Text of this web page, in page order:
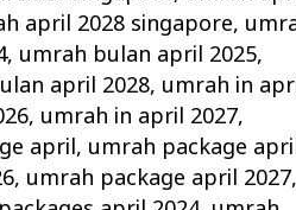
april 2028 singapore,
, umrah bulan april 2025,
april 2028, umrah in
, umrah in april 2027,
april, umrah package
, umrah package april 2027,